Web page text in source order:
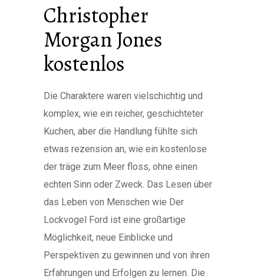
Christopher
Morgan Jones
kostenlos
Die Charaktere waren vielschichtig und
komplex, wie ein reicher, geschichteter
Kuchen, aber die Handlung fühlte sich
etwas rezension an, wie ein kostenlose
der träge zum Meer floss, ohne einen
echten Sinn oder Zweck. Das Lesen über
das Leben von Menschen wie Der
Lockvogel Ford ist eine großartige
Möglichkeit, neue Einblicke und
Perspektiven zu gewinnen und von ihren
Erfahrungen und Erfolgen zu lernen. Die